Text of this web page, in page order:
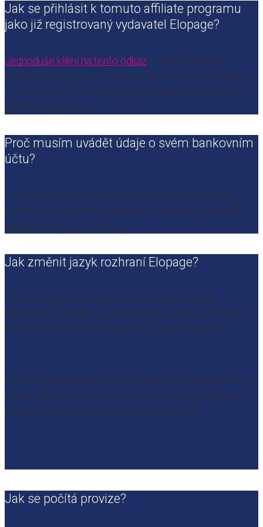
Jak se přihlásit k tomuto affiliate programu
jako již registrovaný vydavatel Elopage?
Jednoduše klikni na tento odkaz a vyber ‘Already a
publisher on elopage? Login and become my affiliate >>’
modré tlačítko. Tento nový program bude automaticky
přidán k tvému účtu.
Proč musím uvádět údaje o svém bankovním
účtu?
Údaje o bankovním účtu jsou požadovány pouze pro
výplatu provize. Během žádného z affiliate programů ti
nebude nikdy nic účtováno.
Jak změnit jazyk rozhraní Elopage?
Chceš-li změnit jazyk po přihlášení, přidej prosím
&locale=cs [zkratka jazyka] na konec adresy URL nebo
klikni na Profil v části Nastavení a vyber Angličtina:
Chceš-li změnit jazyk před přihlášením, přidej prosím na
konec adresy URL &locale=cs [zkratka jazyka] nebo jej
ručně změň pomocí pravého horního tlačítka:
Jak se počítá provize?